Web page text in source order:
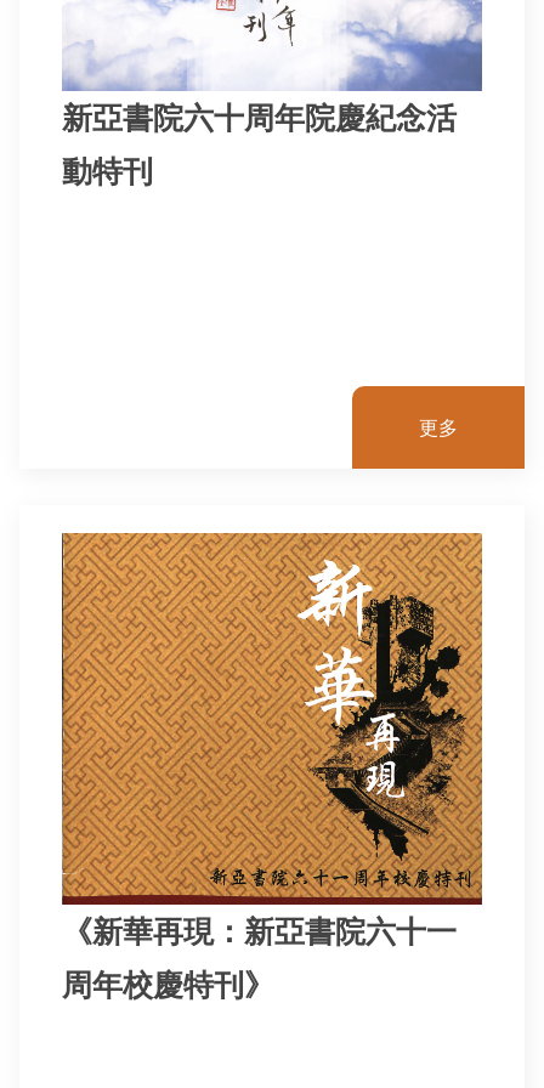
新亞書院六十周年院慶紀念活
動特刊
更多
《新華再現：新亞書院六十一
周年校慶特刊》